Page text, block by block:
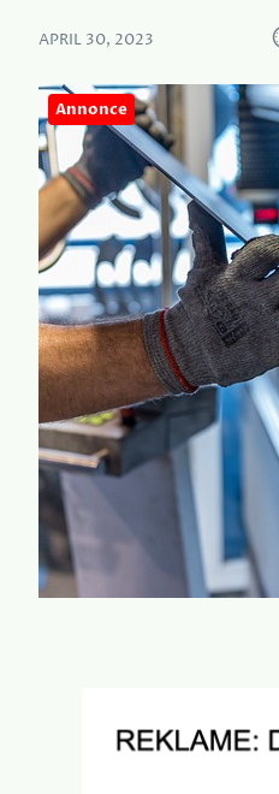
APRIL 30, 2023
Annonce